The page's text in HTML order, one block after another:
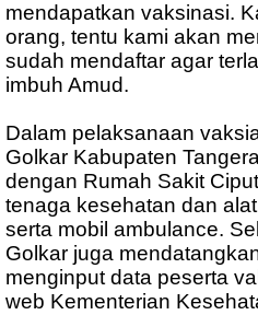
mendapatkan vaksinasi.
orang, tentu kami akan
sudah mendaftar agar
imbuh Amud.
Dalam pelaksanaan
Golkar Kabupaten
dengan Rumah Sakit
tenaga kesehatan dan
serta mobil ambulance.
Golkar juga
menginput data peserta
web Kementerian